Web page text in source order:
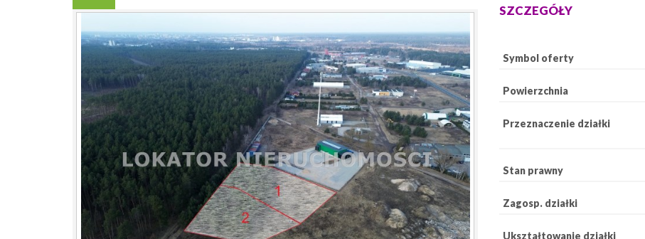
SZCZEGÓŁY
Symbol oferty
Powierzchnia
Przeznaczenie działki
Stan prawny
Zagosp. działki
Ukształtowanie działki